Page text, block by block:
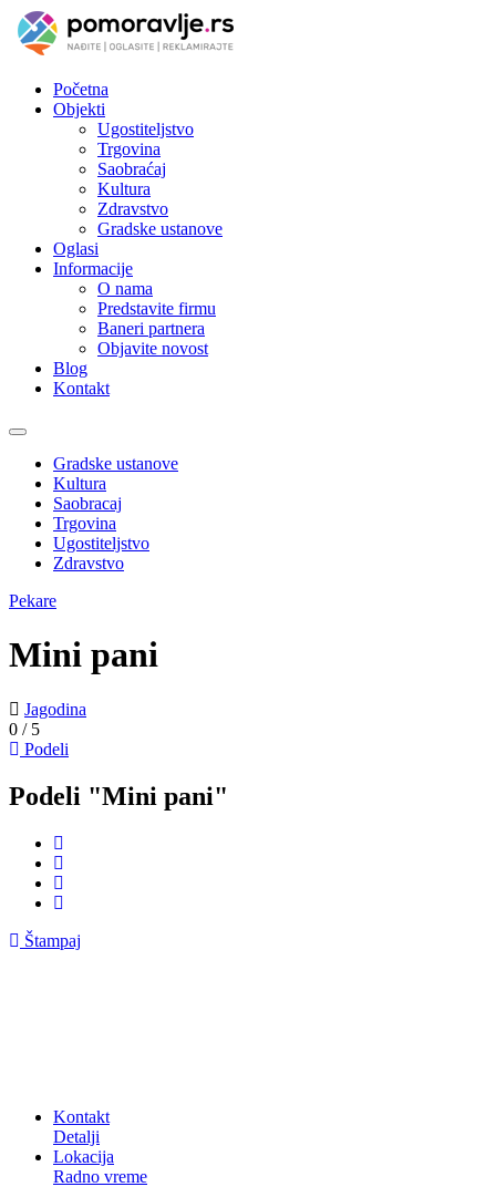
Početna
Objekti
Ugostiteljstvo
Trgovina
Saobraćaj
Kultura
Zdravstvo
Gradske ustanove
Oglasi
Informacije
O nama
Predstavite firmu
Baneri partnera
Objavite novost
Blog
Kontakt
Toggle
navigationGradske ustanove
Kultura
Saobracaj
Trgovina
Ugostiteljstvo
Zdravstvo
Pekare
Mini pani
Jagodina
0 /5
Podeli
Podeli "Mini pani"
Štampaj
Kontakt
Detalji
Lokacija
Radno vreme